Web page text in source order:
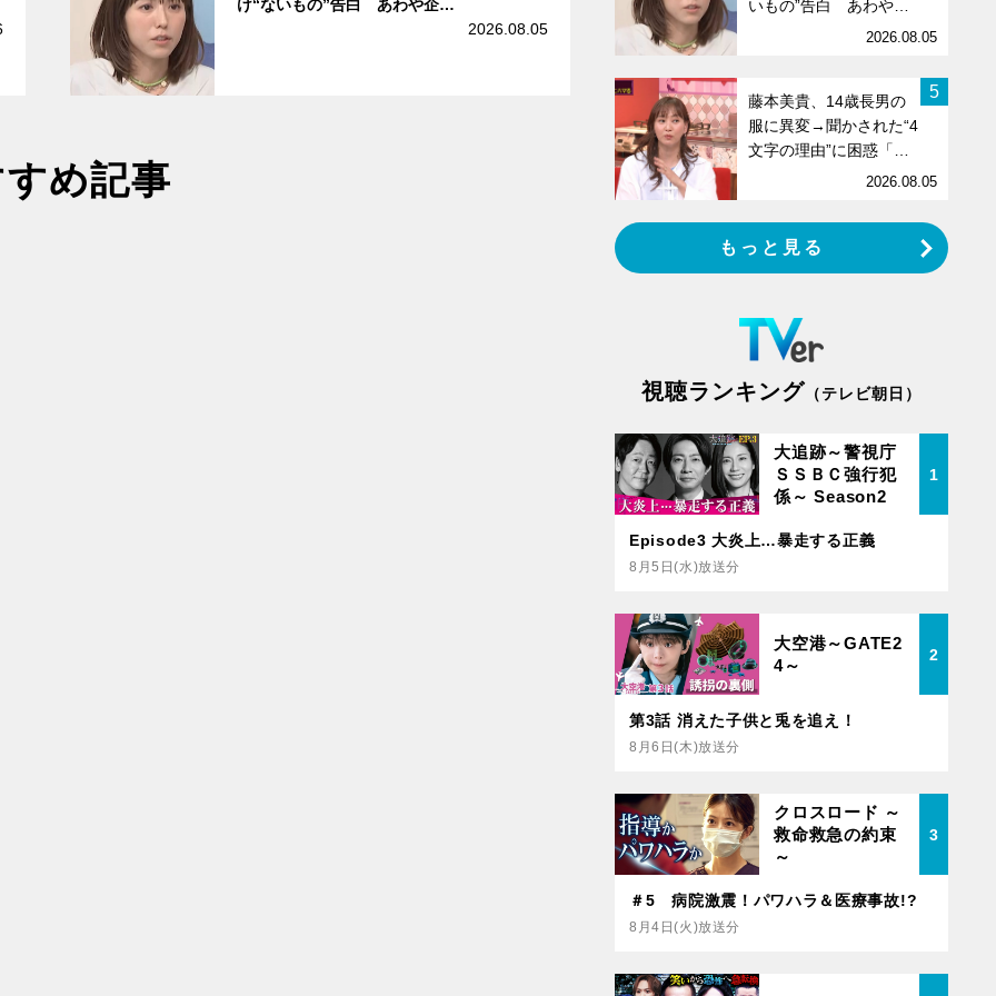
け“ないもの”告白 あわや企…
2026.08.05
め記事
いもの”告白 あわや…
2026.08.05
5
藤本美貴、14歳長男の
服に異変→聞かされた“4
文字の理由”に困惑「…
2026.08.05
もっと見る
視聴ランキング （テレビ朝日）
大追跡～警視庁
ＳＳＢＣ強行犯
係～ Season2
1
Episode3 大炎上…暴走する正義
8月5日(水)放送分
大空港～GATE2
4～
2
第3話 消えた子供と兎を追え！
8月6日(木)放送分
クロスロード ～
救命救急の約束
～
3
＃5 病院激震！パワハラ＆医療事故!?
8月4日(火)放送分